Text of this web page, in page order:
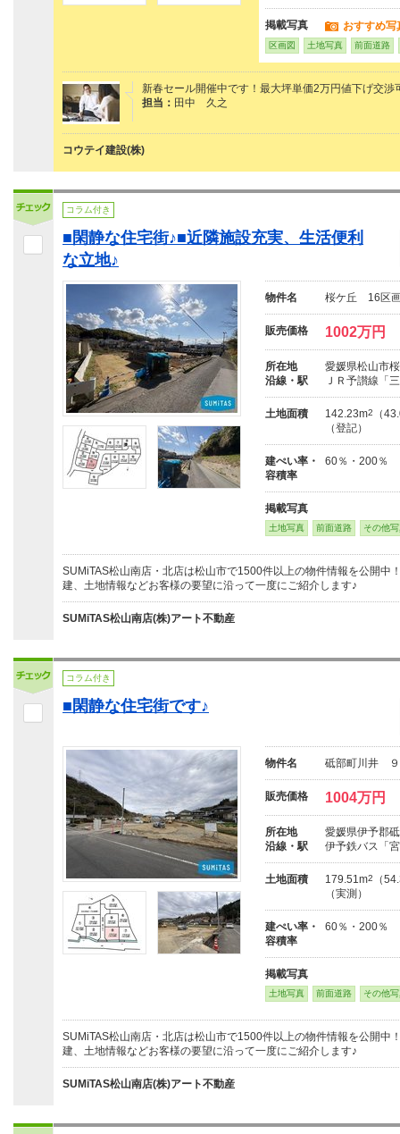
掲載写真 おすすめ写
区画図 土地写真 前面道路
新春セール開催中です！最大坪単価2万円値下げ交
担当： 田中 久之
コウテイ建設(株)
コラム付き
■閑静な住宅街♪■近隣施設充実、生活便利
な立地♪
物件名 桜ケ丘 16区
販売価格 1002万円
所在地
愛媛県松山市
沿線・駅
ＪＲ予讃線「
土地面積 142.23m2
（
（登記）
建ぺい率・
容積率
60％・200％
掲載写真
土地写真 前面道路 その他
SUMiTAS松山南店・北店は松山市で1500件以上の物件情報を公開
建、土地情報などお客様の要望に沿って一度にご紹介します♪
SUMiTAS松山南店(株)アート不動産
コラム付き
■閑静な住宅街です♪
物件名 砥部町川井 ９
販売価格 1004万円
所在地
愛媛県伊予郡
沿線・駅
伊予鉄バス「
土地面積 179.51m2
（
（実測）
建ぺい率・
容積率
60％・200％
掲載写真
土地写真 前面道路 その他
SUMiTAS松山南店・北店は松山市で1500件以上の物件情報を公開
建、土地情報などお客様の要望に沿って一度にご紹介します♪
SUMiTAS松山南店(株)アート不動産